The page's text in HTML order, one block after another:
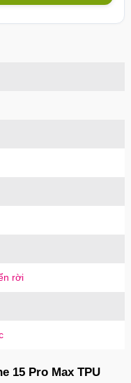
rời
15 Pro Max TPU